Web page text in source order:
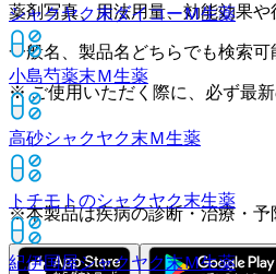
シャクヤク末ダイコーＭ生薬
小島芍薬末Ｍ生薬
高砂シャクヤク末Ｍ生薬
トチモトのシャクヤク末生薬
紀伊国屋シャクヤク末Ｍ生薬
薬剤写真、用法用量、効能効果
一般名、製品名どちらでも検索可
※ ご使用いただく際に、必ず最
※本製品は疾病の診断・治療・予